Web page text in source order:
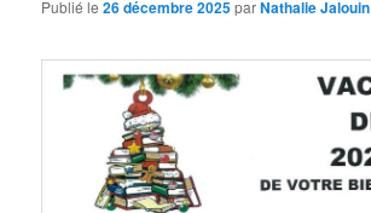
Publié le26 décembre 2025parNathalie Jalouin